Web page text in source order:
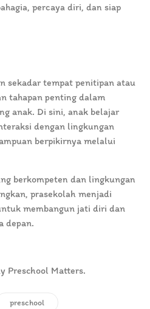
percaya diri, dan siap
sekadar tempat penitipan atau
tahapan penting dalam
anak. Di sini, anak belajar
dengan lingkungan
berpikirnya melalui
berkompeten dan lingkungan
prasekolah menjadi
membangun jati diri dan
depan.
Preschool Matters.
preschool